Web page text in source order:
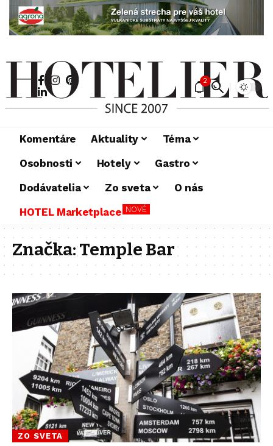
2
Komentáre Aktuality
Téma
Osobnosti
Hotely
Gastro
Dodávatelia
Zo sveta
O nás
HOTEL Marketplace NOVÉ
Značka:Temple Bar
ZO SVETA